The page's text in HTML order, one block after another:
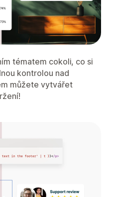
tématem cokoli, co si
kontrolou nad
můžete vytvářet